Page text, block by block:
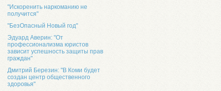
"Искоренить наркоманию не
получится"
"БезОпасный Новый год"
Эдуард Аверин: "От
профессионализма юристов
зависит успешность защиты прав
граждан"
Дмитрий Березин: "В Коми будет
создан центр общественного
здоровья"